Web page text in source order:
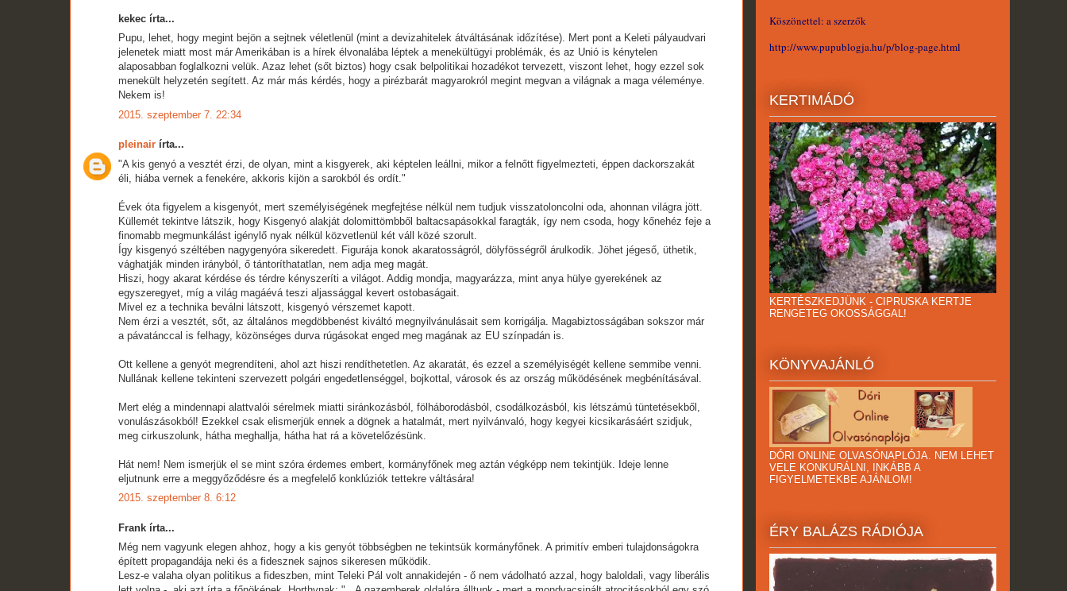
kekec írta...
Pupu, lehet, hogy megint bejön a sejtnek véletlenül (mint a devizahitelek átváltásának időzítése). Mert pont a Keleti pályaudvari
jelenetek miatt most már Amerikában is a hírek élvonalába léptek a menekültügyi problémák, és az Unió is kénytelen
alaposabban foglalkozni velük. Azaz lehet (sőt biztos) hogy csak belpolitikai hozadékot tervezett, viszont lehet, hogy ezzel sok
menekült helyzetén segített. Az már más kérdés, hogy a pirézbarát magyarokról megint megvan a világnak a maga véleménye.
Nekem is!
2015. szeptember 7. 22:34
pleinair írta...
"A kis genyó a vesztét érzi, de olyan, mint a kisgyerek, aki képtelen leállni, mikor a felnőtt figyelmezteti, éppen dackorszakát
éli, hiába vernek a fenekére, akkoris kijön a sarokból és ordít."
Évek óta figyelem a kisgenyót, mert személyiségének megfejtése nélkül nem tudjuk visszatoloncolni oda, ahonnan világra jött.
Küllemét tekintve látszik, hogy Kisgenyó alakját dolomittömbből baltacsapásokkal faragták, így nem csoda, hogy kőnehéz feje a
finomabb megmunkálást igénylő nyak nélkül közvetlenül két váll közé szorult.
Így kisgenyó széltében nagygenyóra sikeredett. Figurája konok akaratosságról, dölyfösségről árulkodik. Jöhet jégeső, üthetik,
vághatják minden irányból, ő tántoríthatatlan, nem adja meg magát.
Hiszi, hogy akarat kérdése és térdre kényszeríti a világot. Addig mondja, magyarázza, mint anya hülye gyerekének az
egyszeregyet, míg a világ magáévá teszi aljassággal kevert ostobaságait.
Mivel ez a technika beválni látszott, kisgenyó vérszemet kapott.
Nem érzi a vesztét, sőt, az általános megdöbbenést kiváltó megnyilvánulásait sem korrigálja. Magabiztosságában sokszor már
a pávatánccal is felhagy, közönséges durva rúgásokat enged meg magának az EU színpadán is.
Ott kellene a genyót megrendíteni, ahol azt hiszi rendíthetetlen. Az akaratát, és ezzel a személyiségét kellene semmibe venni.
Nullának kellene tekinteni szervezett polgári engedetlenséggel, bojkottal, városok és az ország működésének megbénításával.
Mert elég a mindennapi alattvalói sérelmek miatti siránkozásból, fölháborodásból, csodálkozásból, kis létszámú tüntetésekből,
vonulászásokból! Ezekkel csak elismerjük ennek a dögnek a hatalmát, mert nyilvánvaló, hogy kegyei kicsikarásáért szidjuk,
meg cirkuszolunk, hátha meghallja, hátha hat rá a követelőzésünk.
Hát nem! Nem ismerjük el se mint szóra érdemes embert, kormányfőnek meg aztán végképp nem tekintjük. Ideje lenne
eljutnunk erre a meggyőződésre és a megfelelő konklúziók tettekre váltására!
2015. szeptember 8. 6:12
Frank írta...
Még nem vagyunk elegen ahhoz, hogy a kis genyót többségben ne tekintsük kormányfőnek. A primitív emberi tulajdonságokra
épített propagandája neki és a fidesznek sajnos sikeresen működik.
Lesz-e valaha olyan politikus a fideszben, mint Teleki Pál volt annakidején - ő nem vádolható azzal, hogy baloldali, vagy liberális
Köszönettel: a szerzők
http://www.pupublogja.hu/p/blog-page.html
KERTIMÁDÓ
KERTÉSZKEDJÜNK - CIPRUSKA KERTJE
RENGETEG OKOSSÁGGAL!
KÖNYVAJÁNLÓ
DÓRI ONLINE OLVASÓNAPLÓJA. NEM LEHET
VELE KONKURÁLNI, INKÁBB A
FIGYELMETEKBE AJÁNLOM!
ÉRY BALÁZS RÁDIÓJA